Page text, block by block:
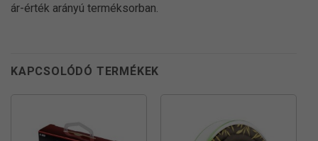
ár-érték arányú terméksorban.
KAPCSOLÓDÓ TERMÉKEK